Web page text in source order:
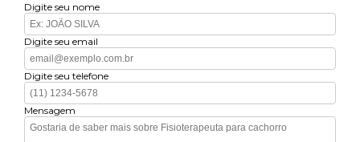
Digite seu nome
Digite seu email
Digite seu telefone
Mensagem